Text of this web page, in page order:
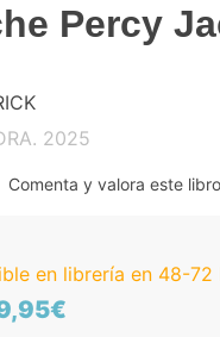
Percy
2025
Comenta y valora este libro
en librería en 48-72